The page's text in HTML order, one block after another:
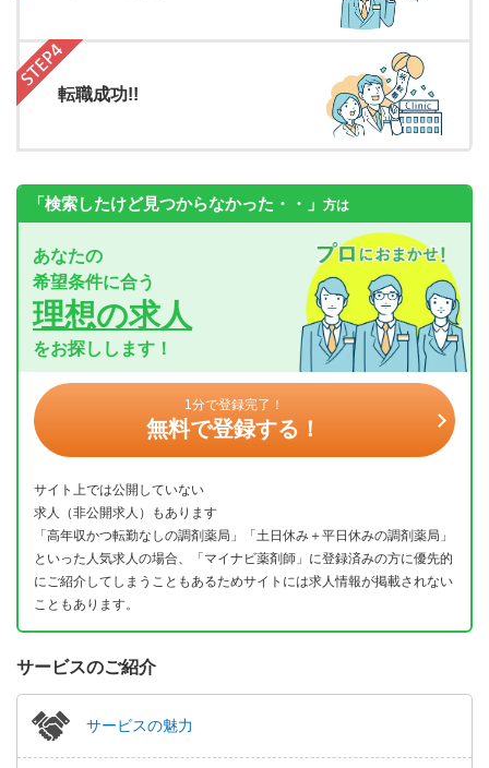
転職成功!!
「検索したけど見つからなかった・・」 方は
あなたの
希望条件に合う
理想の求人
をお探しします！
1分で登録完了！
無料で登録する！
サイト上では公開していない
求人（非公開求人）もあります
「高年収かつ転勤なしの調剤薬局」「土日休み＋平日休みの調剤薬局」
といった人気求人の場合、「マイナビ薬剤師」に登録済みの方に優先的
にご紹介してしまうこともあるためサイトには求人情報が掲載されない
こともあります。
サービスのご紹介
サービスの魅力